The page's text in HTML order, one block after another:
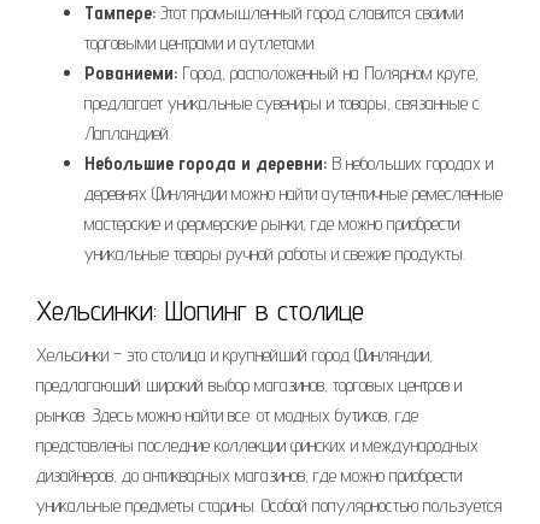
Тампере: Этот промышленный город славится своими
торговыми центрами и аутлетами.
Рованиеми: Город, расположенный на Полярном круге,
предлагает уникальные сувениры и товары, связанные с
Лапландией.
Небольшие города и деревни: В небольших городах и
деревнях Финляндии можно найти аутентичные ремесленные
мастерские и фермерские рынки, где можно приобрести
уникальные товары ручной работы и свежие продукты.
Хельсинки: Шопинг в столице
Хельсинки – это столица и крупнейший город Финляндии,
предлагающий широкий выбор магазинов, торговых центров и
рынков. Здесь можно найти все: от модных бутиков, где
представлены последние коллекции финских и международных
дизайнеров, до антикварных магазинов, где можно приобрести
уникальные предметы старины. Особой популярностью пользуется